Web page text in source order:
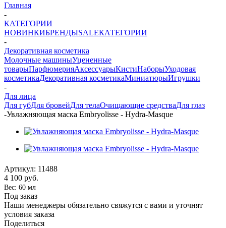
Главная
-
КАТЕГОРИИ
НОВИНКИБРЕНДЫSALEКАТЕГОРИИ
-
Декоративная косметика
Молочные машиныУцененные
товарыПарфюмерияАксессуарыКистиНаборыУходовая
косметикаДекоративная косметикаМиниатюрыИгрушки
-
Для лица
Для губДля бровейДля телаОчищающие средстваДля глаз
-Увлажняющая маска Embryolisse - Hydra-Masque
Артикул: 11488
4 100 руб.
Вес: 60 мл
Под заказ
Наши менеджеры обязательно свяжутся с вами и уточнят
условия заказа
Поделиться